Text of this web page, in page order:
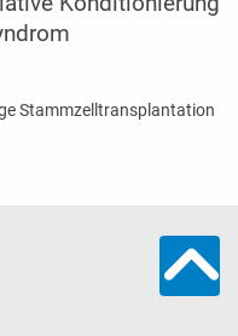
Stammzelltransplantation